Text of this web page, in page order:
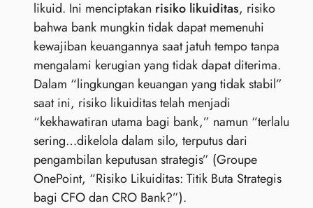
likuid. Ini menciptakan risiko likuiditas, risiko
bahwa bank mungkin tidak dapat memenuhi
kewajiban keuangannya saat jatuh tempo tanpa
mengalami kerugian yang tidak dapat diterima.
Dalam “lingkungan keuangan yang tidak stabil”
saat ini, risiko likuiditas telah menjadi
“kekhawatiran utama bagi bank,” namun “terlalu
sering…dikelola dalam silo, terputus dari
pengambilan keputusan strategis” (Groupe
OnePoint, “Risiko Likuiditas: Titik Buta Strategis
bagi CFO dan CRO Bank?”).